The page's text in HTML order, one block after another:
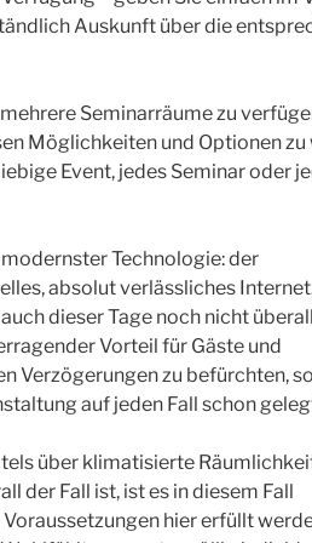
Auskunft über die
Seminarräume zu
Möglichkeiten und Optionen zu
Event, jedes Seminar oder
Technologie: der
absolut verlässliches
dieser Tage noch nicht überall
Vorteil für Gäste und
Verzögerungen zu befürchten,
auf jeden Fall schon
über klimatisierte
der Fall ist, ist es in diesem Fall
hier erfüllt